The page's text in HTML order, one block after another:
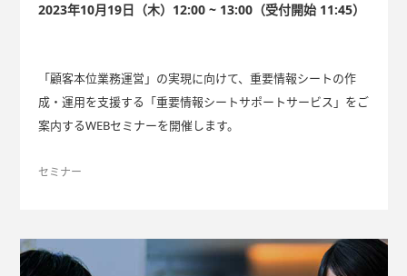
2023年10月19日（木）12:00 ~ 13:00（受付開始 11:45）
「顧客本位業務運営」の実現に向けて、重要情報シートの作
成・運用を支援する「重要情報シートサポートサービス」をご
案内するWEBセミナーを開催します。
セミナー